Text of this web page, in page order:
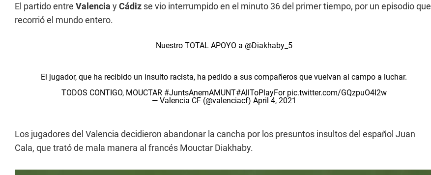
El partido entre Valencia yCádiz se vio interrumpido en el minuto 36 del primer tiempo, por un episodio que
recorrió el mundo entero.
Nuestro TOTAL APOYO a @Diakhaby_5
El jugador, que ha recibido un insulto racista, ha pedido a sus compañeros que vuelvan al campo a luchar.
TODOS CONTIGO, MOUCTAR #JuntsAnemAMUNT#AllToPlayFor pic.twitter.com/GQzpuO4I2w
— Valencia CF (@valenciacf) April 4, 2021
Los jugadores del Valencia decidieron abandonar la cancha por los presuntos insultos del español Juan
Cala, que trató de mala manera al francés Mouctar Diakhaby.